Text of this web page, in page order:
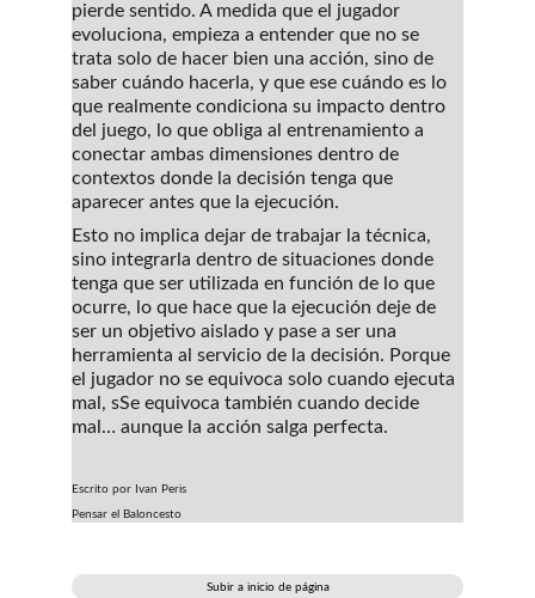
pierde sentido. A medida que el jugador
evoluciona, empieza a entender que no se
trata solo de hacer bien una acción, sino de
saber cuándo hacerla, y que ese cuándo es lo
que realmente condiciona su impacto dentro
del juego, lo que obliga al entrenamiento a
conectar ambas dimensiones dentro de
contextos donde la decisión tenga que
aparecer antes que la ejecución.
Esto no implica dejar de trabajar la técnica,
sino integrarla dentro de situaciones donde
tenga que ser utilizada en función de lo que
ocurre, lo que hace que la ejecución deje de
ser un objetivo aislado y pase a ser una
herramienta al servicio de la decisión. Porque
el jugador no se equivoca solo cuando ejecuta
mal, sSe equivoca también cuando decide
mal… aunque la acción salga perfecta.
Escrito por Ivan Peris
Pensar el Baloncesto
Subir a inicio de página